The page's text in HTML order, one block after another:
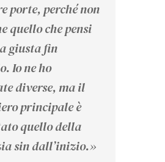
porte, perché non
quello che pensi
giusta fin
Io ne ho
diverse, ma il
principale è
quello della
sin dall’inizio.»